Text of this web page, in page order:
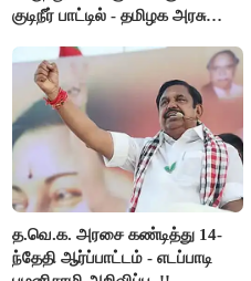
குடிநீர் பாட்டில் - தமிழக அரசு
த.வெ.க. அரசை கண்டித்து 14-
ந்தேதி ஆர்ப்பாட்டம் - எடப்பாடி